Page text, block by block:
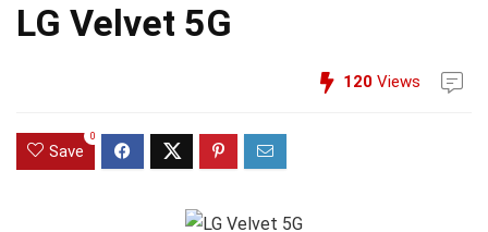
LG Velvet 5G
120 Views
Save
0